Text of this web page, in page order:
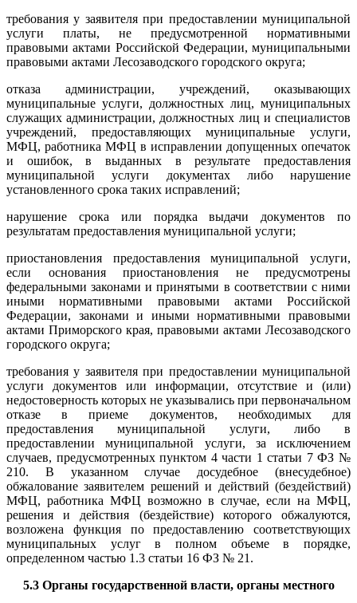
требования у заявителя при предоставлении муниципальной
услуги платы, не предусмотренной нормативными
правовыми актами Российской Федерации, муниципальными
правовыми актами Лесозаводского городского округа;
отказа администрации, учреждений, оказывающих
муниципальные услуги, должностных лиц, муниципальных
служащих администрации, должностных лиц и специалистов
учреждений, предоставляющих муниципальные услуги,
МФЦ, работника МФЦ в исправлении допущенных опечаток
и ошибок, в выданных в результате предоставления
муниципальной услуги документах либо нарушение
установленного срока таких исправлений;
нарушение срока или порядка выдачи документов по
результатам предоставления муниципальной услуги;
приостановления предоставления муниципальной услуги,
если основания приостановления не предусмотрены
федеральными законами и принятыми в соответствии с ними
иными нормативными правовыми актами Российской
Федерации, законами и иными нормативными правовыми
актами Приморского края, правовыми актами Лесозаводского
городского округа;
требования у заявителя при предоставлении муниципальной
услуги документов или информации, отсутствие и (или)
недостоверность которых не указывались при первоначальном
отказе в приеме документов, необходимых для
предоставления муниципальной услуги, либо в
предоставлении муниципальной услуги, за исключением
случаев, предусмотренных пунктом 4 части 1 статьи 7 ФЗ №
210. В указанном случае досудебное (внесудебное)
обжалование заявителем решений и действий (бездействий)
МФЦ, работника МФЦ возможно в случае, если на МФЦ,
решения и действия (бездействие) которого обжалуются,
возложена функция по предоставлению соответствующих
муниципальных услуг в полном объеме в порядке,
определенном частью 1.3 статьи 16 ФЗ № 21.
5.3 Органы государственной власти, органы местного